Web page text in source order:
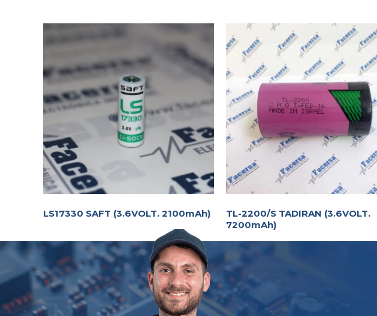
LS17330 SAFT (3.6VOLT. 2100mAh)
TL-2200/S TADIRAN (3.6VOLT.
7200mAh)